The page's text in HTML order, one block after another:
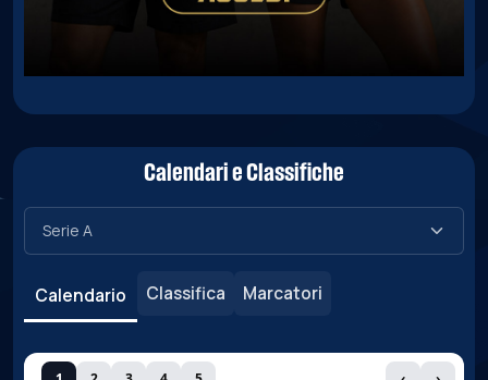
Calendari e Classifiche
Calendario Classifica Marcatori